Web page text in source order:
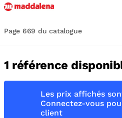
Page 669 du catalogue
1 référence
Les prix affichés
Connectez-vous
client